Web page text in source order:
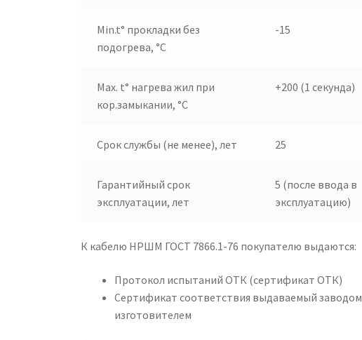
Min.t° прокладки без
подогрева, °C
-15
Max. t° нагрева жил при
кор.замыкании, °C
+200 (1 секунда)
Срок службы (не менее), лет 25
Гарантийный срок
эксплуатации, лет
5 (после ввода в
эксплуатацию)
К кабелю НРШМ ГОСТ 7866.1-76 покупателю выдаются:
Протокол испытаний ОТК (сертификат ОТК)
Сертификат соответствия выдаваемый заводом
изготовителем